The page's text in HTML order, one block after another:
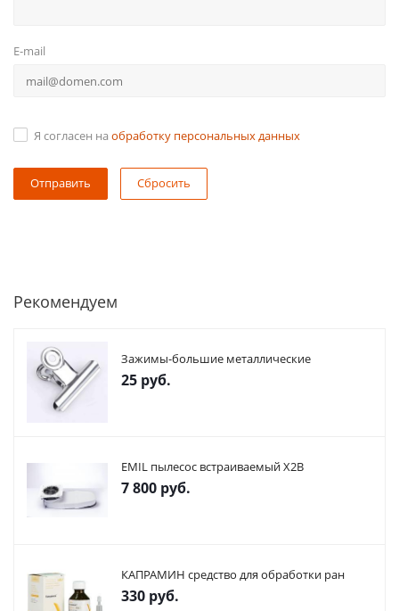
E-mail
Я согласен на обработку персональных данных
Сбросить
Рекомендуем
Зажимы-большие металлические
25 руб.
EMIL пылесос встраиваемый X2В
7 800 руб.
КАПРАМИН средство для обработки ран
330 руб.